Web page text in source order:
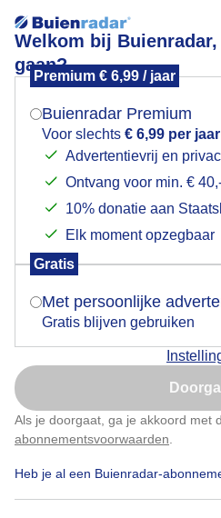
Welkom bij
gaan?
Premium € 6,99 / jaar
Buienradar Premium
Voor slechts € 6,99 per jaar
Advertentievrij en
Ontvang voor min. €
10% donatie aan
Elk moment opzegbaar
Gratis
Met persoonlijke
Gratis blijven gebruiken
Als je doorgaat, ga je akkoord met
abonnementsvoorwaarden
Heb je al een Buienradar-
Weerfoto!
Door: Nely V Frankenhuijzen
Mogen we je locatie
Indien je hier nog geen
verschijnt er zo een pop-
Is goed, toon
Nu niet,
Klik hierom dit